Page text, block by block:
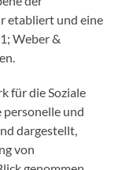
etabliert und eine
Weber &
für die Soziale
und
dargestellt,
von